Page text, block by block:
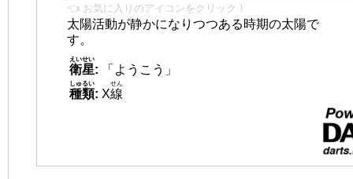
👈 お気に入りのアイコンをクリック！
太陽活動が静かになりつつある時期の太陽で
す。
衛星
えいせい
:
「ようこう」
種類
しゅるい
: X線
せん